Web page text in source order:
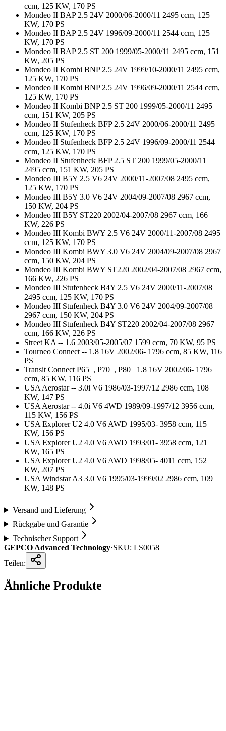
ccm, 125 KW, 170 PS
Mondeo II BAP 2.5 24V 2000/06-2000/11 2495 ccm, 125
KW, 170 PS
Mondeo II BAP 2.5 24V 1996/09-2000/11 2544 ccm, 125
KW, 170 PS
Mondeo II BAP 2.5 ST 200 1999/05-2000/11 2495 ccm, 151
KW, 205 PS
Mondeo II Kombi BNP 2.5 24V 1999/10-2000/11 2495 ccm,
125 KW, 170 PS
Mondeo II Kombi BNP 2.5 24V 1996/09-2000/11 2544 ccm,
125 KW, 170 PS
Mondeo II Kombi BNP 2.5 ST 200 1999/05-2000/11 2495
ccm, 151 KW, 205 PS
Mondeo II Stufenheck BFP 2.5 24V 2000/06-2000/11 2495
ccm, 125 KW, 170 PS
Mondeo II Stufenheck BFP 2.5 24V 1996/09-2000/11 2544
ccm, 125 KW, 170 PS
Mondeo II Stufenheck BFP 2.5 ST 200 1999/05-2000/11
2495 ccm, 151 KW, 205 PS
Mondeo III B5Y 2.5 V6 24V 2000/11-2007/08 2495 ccm,
125 KW, 170 PS
Mondeo III B5Y 3.0 V6 24V 2004/09-2007/08 2967 ccm,
150 KW, 204 PS
Mondeo III B5Y ST220 2002/04-2007/08 2967 ccm, 166
KW, 226 PS
Mondeo III Kombi BWY 2.5 V6 24V 2000/11-2007/08 2495
ccm, 125 KW, 170 PS
Mondeo III Kombi BWY 3.0 V6 24V 2004/09-2007/08 2967
ccm, 150 KW, 204 PS
Mondeo III Kombi BWY ST220 2002/04-2007/08 2967 ccm,
166 KW, 226 PS
Mondeo III Stufenheck B4Y 2.5 V6 24V 2000/11-2007/08
2495 ccm, 125 KW, 170 PS
Mondeo III Stufenheck B4Y 3.0 V6 24V 2004/09-2007/08
2967 ccm, 150 KW, 204 PS
Mondeo III Stufenheck B4Y ST220 2002/04-2007/08 2967
ccm, 166 KW, 226 PS
Street KA -- 1.6 2003/05-2005/07 1599 ccm, 70 KW, 95 PS
Tourneo Connect -- 1.8 16V 2002/06- 1796 ccm, 85 KW, 116
PS
Transit Connect P65_, P70_, P80_ 1.8 16V 2002/06- 1796
ccm, 85 KW, 116 PS
USA Aerostar -- 3.0i V6 1986/03-1997/12 2986 ccm, 108
KW, 147 PS
USA Aerostar -- 4.0i V6 4WD 1989/09-1997/12 3956 ccm,
115 KW, 156 PS
USA Explorer U2 4.0 V6 AWD 1995/03- 3958 ccm, 115
KW, 156 PS
USA Explorer U2 4.0 V6 AWD 1993/01- 3958 ccm, 121
KW, 165 PS
USA Explorer U2 4.0 V6 AWD 1998/05- 4011 ccm, 152
KW, 207 PS
USA Windstar A3 3.0 V6 1995/03-1999/02 2986 ccm, 109
KW, 148 PS
Versand und Lieferung
Rückgabe und Garantie
Technischer Support
GEPCO Advanced Technology·SKU: LS0058
Teilen:
Ähnliche Produkte